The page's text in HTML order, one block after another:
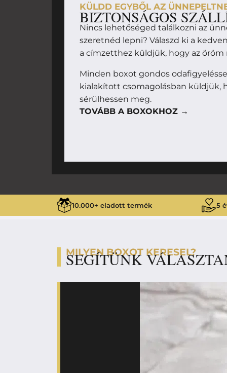
KÜLDD EGYBŐL AZ
BIZTONSÁGOS
Nincs lehetőséged találkozni az
szeretnéd lepni? Válaszd ki a
a címzetthez küldjük, hogy az
Minden boxot gondos
kialakított csomagolásban küldjük,
sérülhessen meg.
TOVÁBB A BOXOKHOZ →
10.000+ eladott termék 5
MILYEN BOXOT KERESEL?
SEGÍTÜNK